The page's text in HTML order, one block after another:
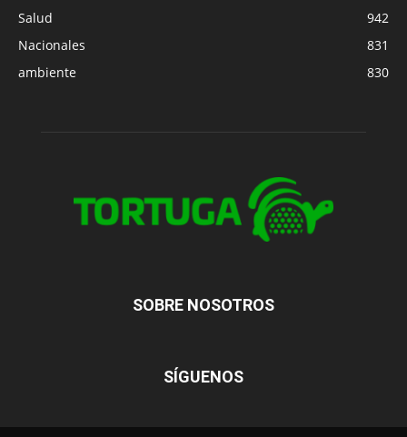
Salud
942
Nacionales
831
ambiente
830
SOBRE NOSOTROS
SÍGUENOS